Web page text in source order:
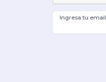
Ingresa tu email